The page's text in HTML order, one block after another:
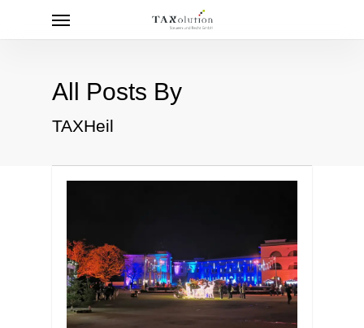
Menu
All Posts By
TAXHeil